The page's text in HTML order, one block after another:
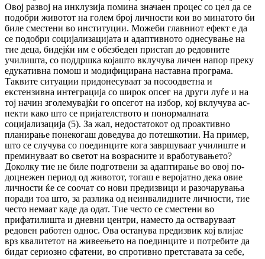
Овој развој на ин­клу­зија по­мина значаен процес со цел да се
по­добри жи­вотот на голем број личности кои во ми­на­то­то би
биле сместени во инс­ти­ту­ции. Мо­же­би главниот ефект е да
се по­доб­ри со­ци­ја­ли­за­цијата и адаптивното од­не­су­вање на
тие деца, бидејќи им е обезбеден прис­тап до ре­дов­ните
училишта, со под­дрш­ка којашто вклу­чува личен напор преку
еду­ка­тивна по­мош и модифицирана наставна про­грама.
Таквите ситуации придонесуваат за по­соод­вет­на и
екстензивна интеграција со широк оп­сег на други луѓе и на
тој начин зго­ле­му­вај­ќи го опсегот на избор, кој вклучува ас­
пек­ти како што се пријателството и по­нор­мал­ната
социјализација (5). За жал, не­дос­та­то­кот од проактивно
планирање понекогаш до­ве­дува до потешкотии. На пример,
што се слу­чу­ва со поединците кога завршуваат учи­лиш­те и
преминуваат во светот на воз­рас­ни­те и вработувањето?
Доколку тие не биле под­готвени за адаптирање во овој по­
доц­не­жен период од животот, тогаш е веројатно дека овие
личности ќе се соочат со нови пред­извици и разочарувања
поради тоа што, за разлика од неинвалидните личности, тие
често немаат каде да одат. Тие често се смес­тени во
прифатилишта и дневни центри, на­место да остваруваат
редовен работен од­нос. Ова останува предизвик кој влијае
врз ква­литетот на живеењето на поединците и по­требите да
бидат сериозно сфатени, во спро­тивно претставата за себе,